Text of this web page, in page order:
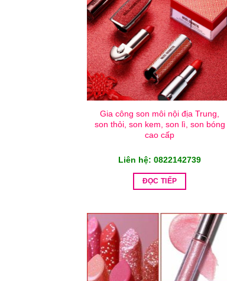
Gia công son môi nội địa Trung,
son thỏi, son kem, son lì, son bóng
cao cấp
Liên hệ: 0822142739
ĐỌC TIẾP